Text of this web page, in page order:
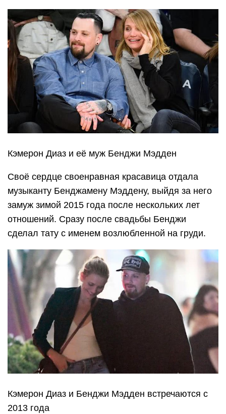
Кэмерон Диаз и её муж Бенджи Мэдден
Своё сердце своенравная красавица отдала
музыканту Бенджамену Мэддену, выйдя за него
замуж зимой 2015 года после нескольких лет
отношений. Сразу после свадьбы Бенджи
сделал тату с именем возлюбленной на груди.
Кэмерон Диаз и Бенджи Мэдден встречаются с
2013 года